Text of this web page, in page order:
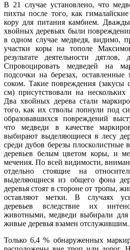
В 21 случае установлено, что
пихты после того, как
кору для питания камбием.
хвойных деревьях были
в одном случае медведя, видимо,
участки коры на тополе
результате деятельности
Спровоцировать медведей на
подсочки на березах,
соком. Такие повреждения (закусы
см) присутствовали на нескольких
Два хвойных дерева стали
того, как их стволы лопнули под
образовавшихся повреждений
что медведи в качестве
выбирают выделяющиеся в лесу
среди дубов березы плосколистные
деревьев белым цветом коры, и
мечения. По всей видимости,
отдельно стоящие на
выделяющиеся из общего фона
деревья стоят в стороне от тропы,
оставляют метки. В случаях
деревьев вследствие их
животными, медведи выбирали для
живые деревья взамен отслужившим.
Только 6,4 % обнаруженных